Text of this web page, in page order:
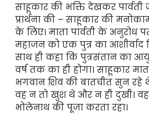
साहूकार की भक्ति देखकर पार्वती
प्रार्थना की – साहूकार की
के लिए। माता पार्वती के अनुरोध
महाजन को एक पुत्र का आशीर्वाद
साथ ही कहा कि पुत्रसंतान का
वर्ष तक का ही होगा। साहूकार
भगवान शिव की बातचीत सुन रहे
वह न तो खुश थे और न ही दुखी।
भोलेनाथ की पूजा करता रहा।